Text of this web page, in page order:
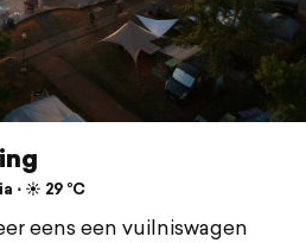
⋅ ☀️ 29 °C
eens een vuilniswagen